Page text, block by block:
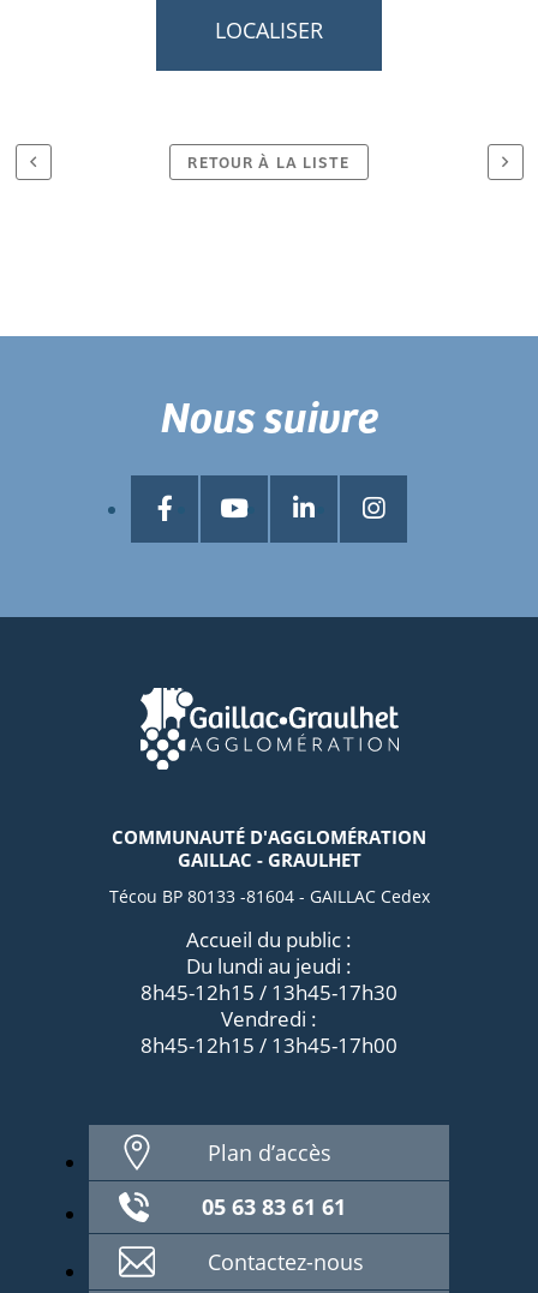
LOCALISER
RETOUR À LA LISTE
COMMUNAUTÉ D'AGGLOMÉRATION
GAILLAC - GRAULHET
Técou BP 80133 -81604 - GAILLAC Cedex
Accueil du public :
Du lundi au jeudi :
8h45-12h15 / 13h45-17h30
Vendredi :
8h45-12h15 / 13h45-17h00
Plan d’accès
05 63 83 61 61
Contactez-nous
Nous suivre